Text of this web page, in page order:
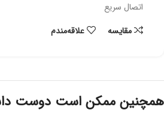
اتصال سریع
مقایسه
علاقه‌مندم
همچنین ممکن است دوست